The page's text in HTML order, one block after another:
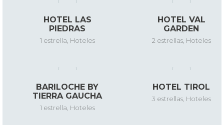
HOTEL LAS
PIEDRAS
1 estrella Hoteles
HOTEL VAL
GARDEN
2 estrellas, Hoteles
BARILOCHE BY
TIERRA GAUCHA
1 estrella Hoteles
HOTEL TIROL
3 estrellas Hoteles